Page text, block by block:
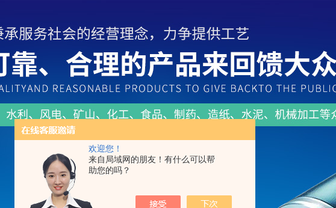
欢迎您！
来自局域网的朋友！有什么可以帮
助您的吗？